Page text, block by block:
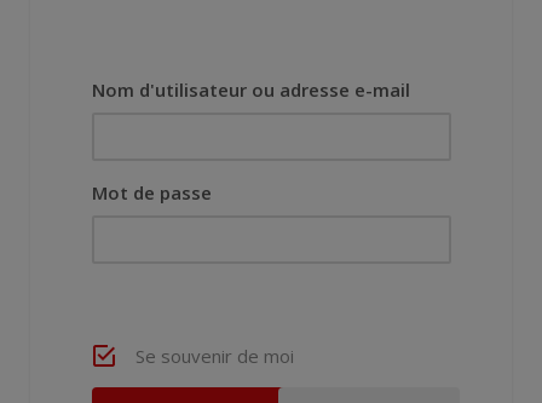
Nom d'utilisateur ou adresse e-mail
Mot de passe
Se souvenir de moi